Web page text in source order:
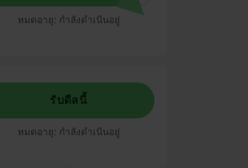
หมดอายุ: กำลังดำเนินอยู่
รับดีลนี้
หมดอายุ: กำลังดำเนินอยู่